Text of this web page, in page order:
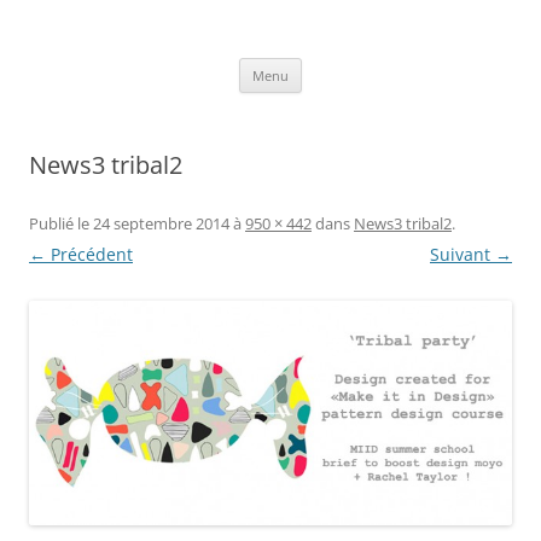
Menu
News3 tribal2
Publié le24 septembre 2014à 950 × 442dans News3 tribal2.
← Précédent Suivant →